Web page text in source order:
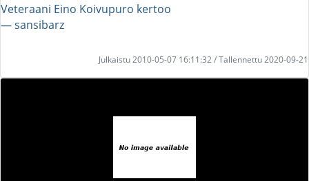
Veteraani Eino Koivupuro kertoo
― sansibarz
Julkaistu 2010-05-07 16:11:32 / Tallennettu 2020-09-21